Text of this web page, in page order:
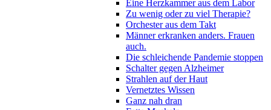
Eine Herzkammer aus dem Labor
Zu wenig oder zu viel Therapie?
Orchester aus dem Takt
Männer erkranken anders. Frauen
auch.
Die schleichende Pandemie stoppen
Schalter gegen Alzheimer
Strahlen auf der Haut
Vernetztes Wissen
Ganz nah dran